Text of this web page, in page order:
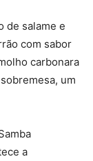
de salame e
com sabor
carbonara
um
a